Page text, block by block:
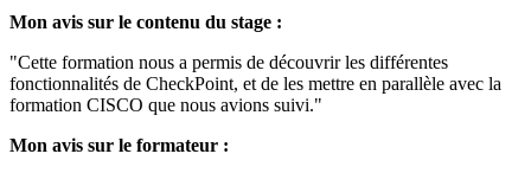
Mon avis sur le contenu du stage :
"Cette formation nous a permis de découvrir les différentes
fonctionnalités de CheckPoint, et de les mettre en parallèle avec la
formation CISCO que nous avions suivi."
Mon avis sur le formateur :